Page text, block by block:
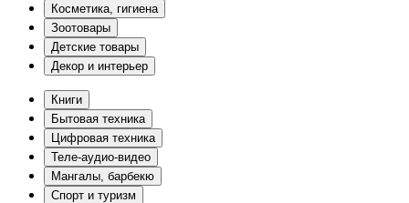
Косметика, гигиена
Зоотовары
Детские товары
Декор и интерьер
Книги
Бытовая техника
Цифровая техника
Теле-аудио-видео
Мангалы, барбекю
Спорт и туризм